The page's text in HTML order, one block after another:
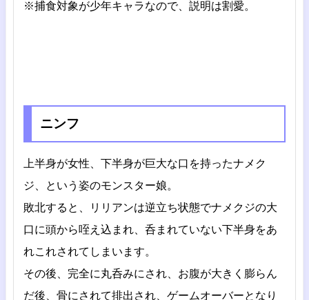
※捕食対象が少年キャラなので、説明は割愛。
ニンフ
上半身が女性、下半身が巨大な口を持ったナメク
ジ、という姿のモンスター娘。
敗北すると、リリアンは逆立ち状態でナメクジの大
口に頭から咥え込まれ、呑まれていない下半身をあ
れこれされてしまいます。
その後、完全に丸呑みにされ、お腹が大きく膨らん
だ後、骨にされて排出され、ゲームオーバーとなり